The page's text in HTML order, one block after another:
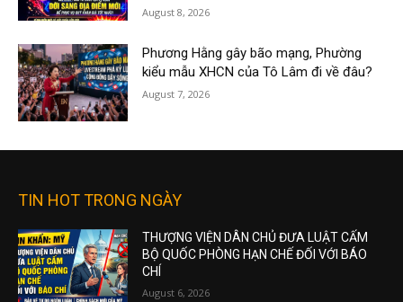
August 8, 2026
Phương Hằng gây bão mạng, Phường
kiểu mẫu XHCN của Tô Lâm đi về đâu?
August 7, 2026
TIN HOT TRONG NGÀY
THƯỢNG VIỆN DÂN CHỦ ĐƯA LUẬT CẤM
BỘ QUỐC PHÒNG HẠN CHẾ ĐỐI VỚI BÁO
CHÍ
August 6, 2026